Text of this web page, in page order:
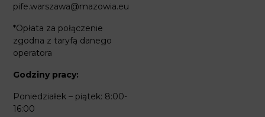
pife.warszawa@mazowia.eu
*Opłata za połączenie
zgodna z taryfą danego
operatora
Godziny pracy:
Poniedziałek – piątek: 8:00-
16:00